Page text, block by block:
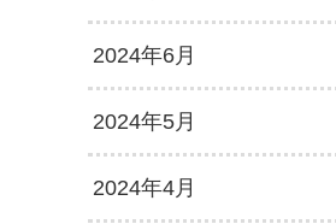
2024年6月
2024年5月
2024年4月